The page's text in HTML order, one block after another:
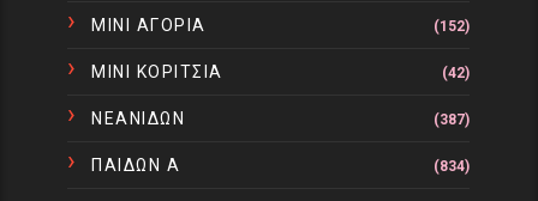
ΜΙΝΙ ΑΓΟΡΙΑ (152)
ΜΙΝΙ ΚΟΡΙΤΣΙΑ (42)
ΝΕΑΝΙΔΩΝ (387)
ΠΑΙΔΩΝ Α (834)